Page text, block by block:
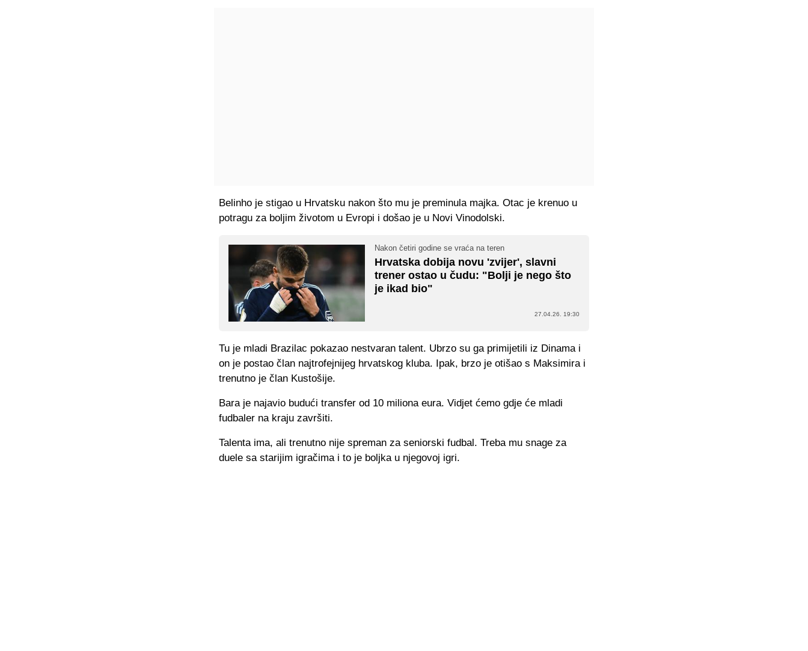
Belinho je stigao u Hrvatsku nakon što mu je preminula majka. Otac je krenuo u
potragu za boljim životom u Evropi i došao je u Novi Vinodolski.
Nakon četiri godine se vraća na teren
Hrvatska dobija novu 'zvijer', slavni
trener ostao u čudu: "Bolji je nego što
je ikad bio"
27.04.26. 19:30
Tu je mladi Brazilac pokazao nestvaran talent. Ubrzo su ga primijetili iz Dinama i
on je postao član najtrofejnijeg hrvatskog kluba. Ipak, brzo je otišao s Maksimira i
trenutno je član Kustošije.
Bara je najavio budući transfer od 10 miliona eura. Vidjet ćemo gdje će mladi
fudbaler na kraju završiti.
Talenta ima, ali trenutno nije spreman za seniorski fudbal. Treba mu snage za
duele sa starijim igračima i to je boljka u njegovoj igri.